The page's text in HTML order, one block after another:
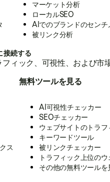
マーケット分析
ローカルSEO
AIでのブランドのセンチ
被リンク分析
続する
ィック、可視性、および
ス
無料ツールを見る
AI可視性チェッカー
SEOチェッカー
ウェブサイトのトラ
キーワードツール
被リンクチェッカー
トラフィック上位の
その他の無料ツールを